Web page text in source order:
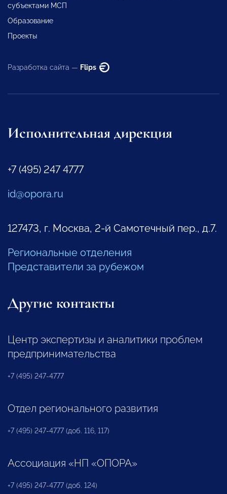
субъектами МСП
Образование
Проекты
Разработка сайта — Flips
Исполнительная дирекция
+7 (495) 247 4777
id@opora.ru
127473, г. Москва, 2-й Самотечный пер., д.7.
Региональные отделения
Представители за рубежом
Другие контакты
Центр экспертизы и аналитики проблем
предпринимательства
+7 (495) 247-4777
Отдел регионального развития
+7 (495) 247-4777 (доб. 116, 117)
Ассоциация «НП «ОПОРА»
+7 (495) 247-4777 (доб. 124)